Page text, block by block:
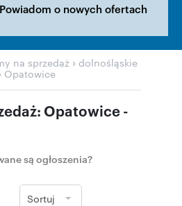
Powiadom o nowych ofertach
na sprzedaż › dolnośląskie
Opatowice
Opatowice -
są ogłoszenia?
Sortuj